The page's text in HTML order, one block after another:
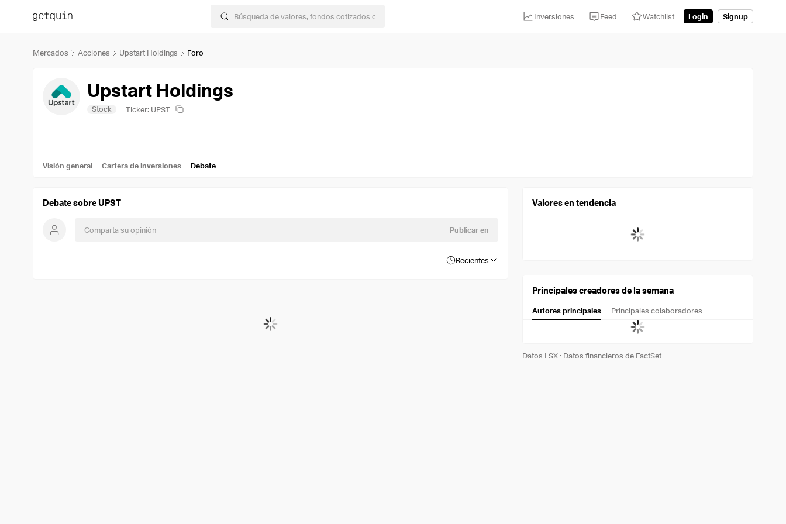
Inversiones Feed Watchlist Login Signup
Mercados Acciones Upstart Holdings Foro
Upstart Holdings
Stock Ticker: UPST
Visión general Cartera de inversiones Debate
Debate sobre UPST
Publicar en
Recientes
Valores en tendencia
Principales creadores de la semana
Autores principales Principales colaboradores
Datos LSX· Datos financieros de FactSet